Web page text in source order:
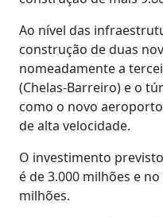
Ao nível das
construção de duas
nomeadamente a
(Chelas-Barreiro) e o
como o novo
de alta velocidade.
O investimento
é de 3.000 milhões e
milhões.